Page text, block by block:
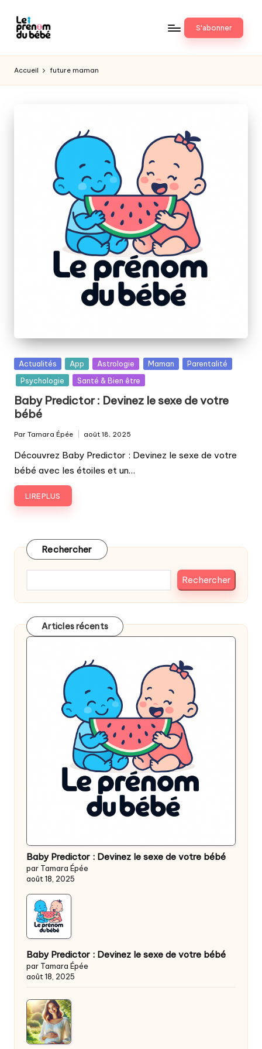
Skip
content
S'abonner
Accueil future maman
Posted
in
Actualités App Astrologie Maman
Parentalité
Psychologie
Santé & Bien être
Baby Predictor : Devinez le sexe de votre
bébé
Publié
par
Par Tamara Épée août 18, 2025
Découvrez Baby Predictor : Devinez le sexe de votre
bébé avec les étoiles et un…
LIRE PLUS
Rechercher
Rechercher
Articles récents
Baby Predictor : Devinez le sexe de votre bébé
par Tamara Épée
août 18, 2025
Baby Predictor : Devinez le sexe de votre bébé
par Tamara Épée
août 18, 2025